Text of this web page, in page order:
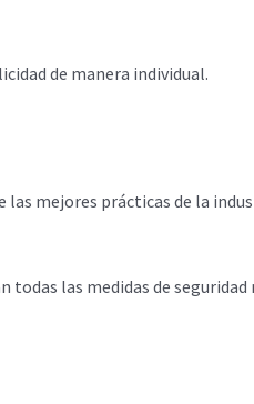
de manera individual.
mejores prácticas de la
las medidas de